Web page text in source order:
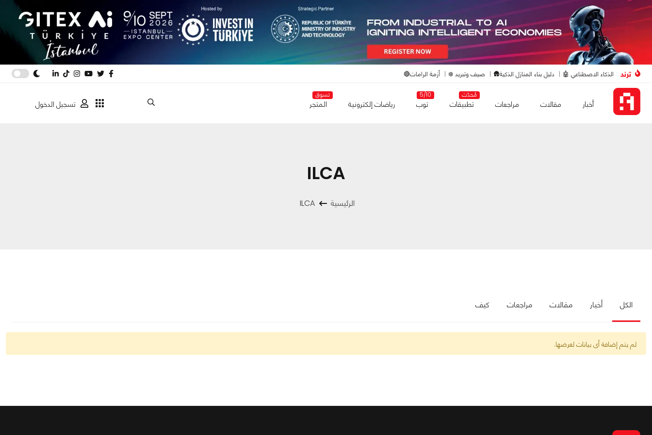
ترند الذكاء الاصطناعي 🤖 دليل بناء المنازل الذكية🛖 صيف وتبريد ❄️ أزمة الرامات🔴
أخبار مقالات مراجعات
مُحدّث
تطبيقات
5/10
توب رياضات إلكترونية
تسوق
المتجر تسجيل الدخول
ILCA
الرئيسية ILCA
الكل أخبار مقالات مراجعات كيف
لم يتم إضافة أى بيانات لعرضها.